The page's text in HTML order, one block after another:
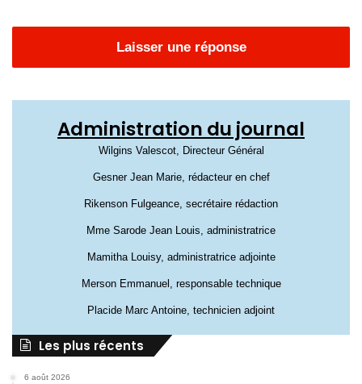
Laisser une réponse
Administration du journal
Wilgins Valescot, Directeur Général
Gesner Jean Marie, rédacteur en chef
Rikenson Fulgeance, secrétaire rédaction
Mme Sarode Jean Louis, administratrice
Mamitha Louisy, administratrice adjointe
Merson Emmanuel, responsable technique
Placide Marc Antoine, technicien adjoint
Les plus récents
6 août 2026